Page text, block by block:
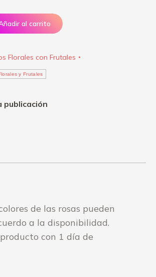
al carrito
Florales con Frutales
y Frutales
publicación
de las rosas pueden
a la disponibilidad.
con 1 día de